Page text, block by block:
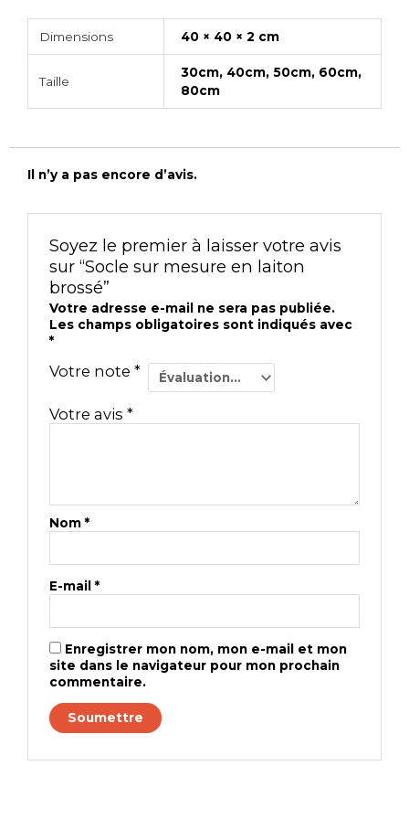
Dimensions 40 × 40 × 2 cm
Taille
30cm, 40cm, 50cm, 60cm,
80cm
Il n’y a pas encore d’avis.
Soyez le premier à laisser votre avis
sur “Socle sur mesure en laiton
brossé”
Votre adresse e-mail ne sera pas publiée.
Les champs obligatoires sont indiqués avec
*
Votre note *
Votre avis *
Nom *
E-mail *
Enregistrer mon nom, mon e-mail et mon
site dans le navigateur pour mon prochain
commentaire.